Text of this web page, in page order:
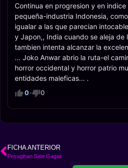
Continua en progresion y en
pequeña-industria Indonesia,
igualar a las que parecian
y Japon,, India cuando se aleja de
tambien intenta alcanzar la
... Joko Anwar abrio la ruta-el
horror occidental y horror patrio
entidades maleficas... .
0· 0
FICHA ANTERIOR
Pesugihan Sate Gagak